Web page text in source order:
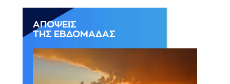
ΑΠΟΨΕΙΣ
ΤΗΣ ΕΒΔΟΜΑΔΑΣ